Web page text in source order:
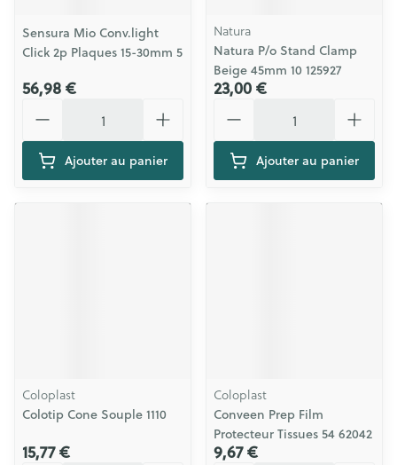
Sensura Mio Conv.light
Click 2p Plaques 15-30mm 5
56,98 €
Ajouter au panier
Natura
Natura P/o Stand Clamp
Beige 45mm 10 125927
23,00 €
Ajouter au panier
Coloplast
Colotip Cone Souple 1110
15,77 €
Coloplast
Conveen Prep Film
Protecteur Tissues 54 62042
9,67 €